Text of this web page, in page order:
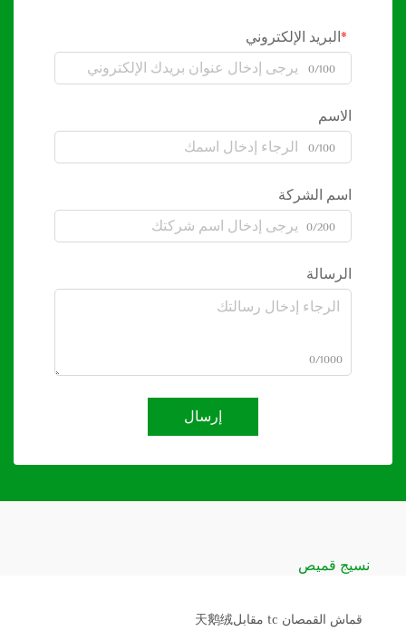
البريد الإلكتروني
0/100
الاسم
0/100
اسم الشركة
0/200
الرسالة
0/1000
إرسال
نسيج قميص
قماش القمصان tc مقابل天鹅绒